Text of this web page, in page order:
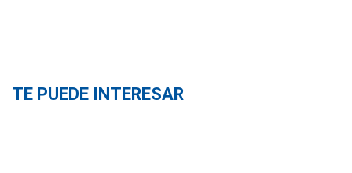
TE PUEDE INTERESAR